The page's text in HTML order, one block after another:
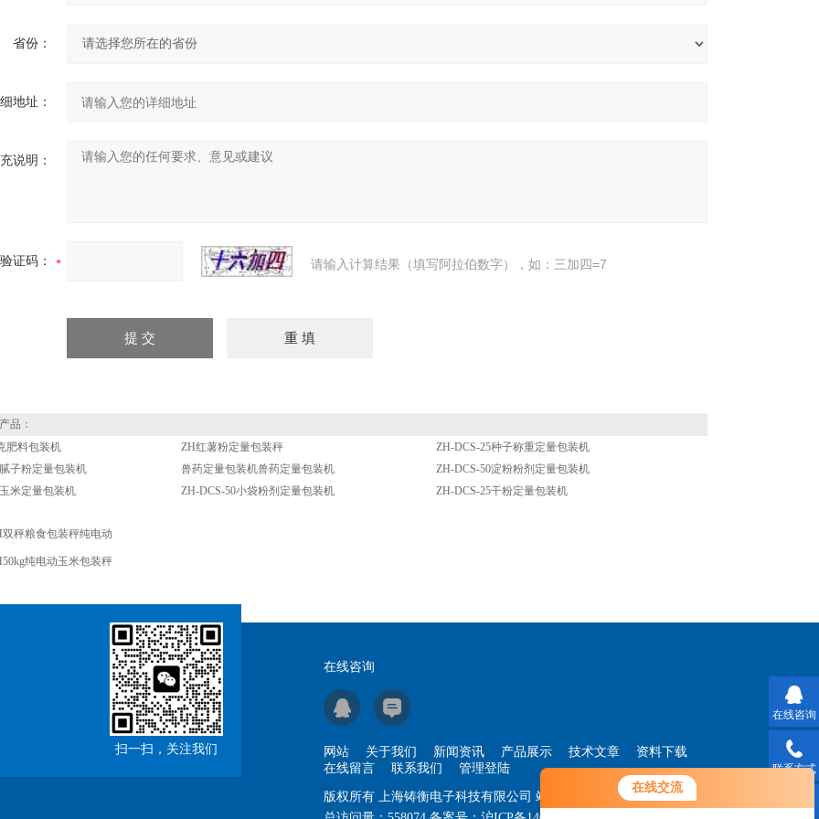
在线交流
省份：
地址：
说明：
验证码： 请输入计算结果（填写阿拉伯数字），如：三加四=7
品：
肥料包装机
ZH红薯粉定量包装秤
ZH-DCS-25种子称重定量包装机
子粉定量包装机
兽药定量包装机兽药定量包装机
ZH-DCS-50淀粉粉剂定量包装机
米定量包装机
ZH-DCS-50小袋粉剂定量包装机 ZH-DCS-25干粉定量包装机
双秤粮食包装秤纯电动
纯电动玉米包装秤
扫一扫，关注我们
在线咨询
网站 关于我们 新闻资讯 产品展示 技术文章
资料下载
在线留言
联系我们 管理登陆
版权所有 上海铸衡电子科技有限公司 站点地图
在线咨询
联系方式